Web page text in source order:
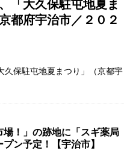
「大久保駐屯地夏ま
都府宇治市／２０２
久保駐屯地夏まつり」（京都宇
！」の跡地に「スギ薬局
ン予定！【宇治市】